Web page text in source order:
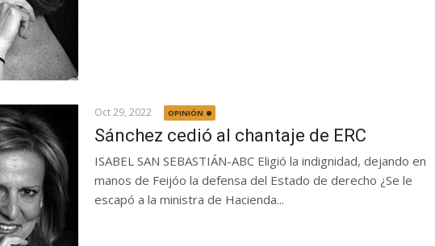
Oct 29, 2022 OPINIÓN
Sánchez cedió al chantaje de ERC
ISABEL SAN SEBASTIÁN-ABC Eligió la indignidad, dejando en
manos de Feijóo la defensa del Estado de derecho ¿Se le
escapó a la ministra de Hacienda...